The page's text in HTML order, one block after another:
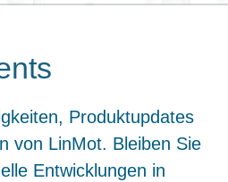
Produktupdates
von LinMot. Bleiben Sie
Entwicklungen in